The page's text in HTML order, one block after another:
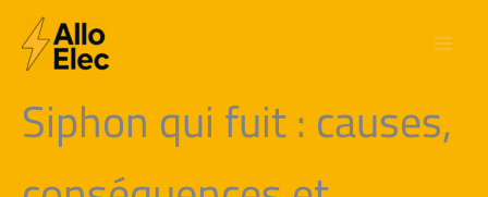
contenu
Siphon qui fuit : causes,